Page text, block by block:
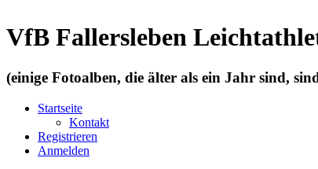
VfB Fallersleben
(einige Fotoalben, die älter als ein Jahr sind,
Startseite
Kontakt
Registrieren
Anmelden